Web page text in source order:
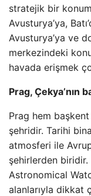
stratejik bir
Avusturya’ya,
Avusturya’ya ve
merkezindeki
havada erişmek
Prag, Çekya’nın
Prag hem
şehridir. Tarihi
atmosferi ile
şehirlerden
Astronomical
alanlarıyla dikkat